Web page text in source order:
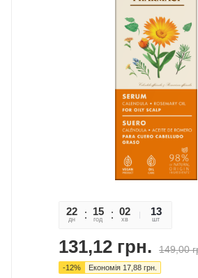
22
дн
15
год
02
хв
27
сек
13
шт
131,12 грн. 149,00
-12% Економія 17,88 грн.